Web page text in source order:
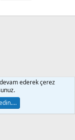
R
ederek çerez